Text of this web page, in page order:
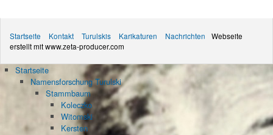
Startseite Kontakt Turulskis Karikaturen Nachrichten
Webseite
erstellt mit www.zeta-producer.com
Startseite
Namensforschung Turulski
Stammbaum
Koleczko
Witomski
Kersten